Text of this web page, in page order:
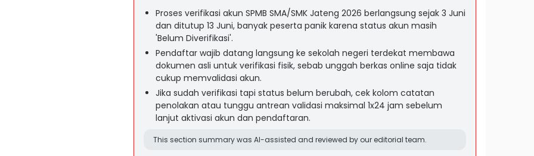
Proses verifikasi akun SPMB SMA/SMK Jateng 2026 berlangsung sejak 3 Juni
dan ditutup 13 Juni, banyak peserta panik karena status akun masih
'Belum Diverifikasi'.
Pendaftar wajib datang langsung ke sekolah negeri terdekat membawa
dokumen asli untuk verifikasi fisik, sebab unggah berkas online saja tidak
cukup memvalidasi akun.
Jika sudah verifikasi tapi status belum berubah, cek kolom catatan
penolakan atau tunggu antrean validasi maksimal 1x24 jam sebelum
lanjut aktivasi akun dan pendaftaran.
This section summary was AI-assisted and reviewed by our editorial team.